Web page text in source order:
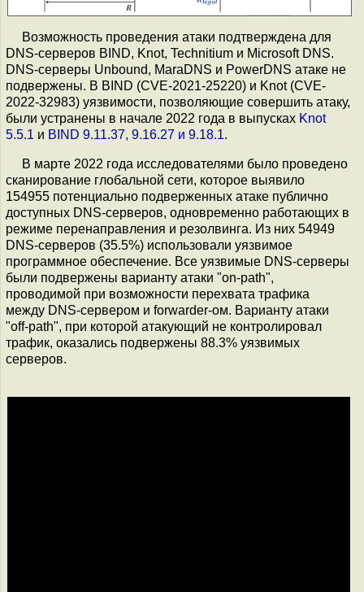
Возможность проведения атаки подтверждена для
DNS-серверов BIND, Knot, Technitium и Microsoft DNS.
DNS-серверы Unbound, MaraDNS и PowerDNS атаке не
подвержены. В BIND (CVE-2021-25220) и Knot (CVE-
2022-32983) уязвимости, позволяющие совершить атаку,
были устранены в начале 2022 года в выпусках Knot
5.5.1 и BIND 9.11.37, 9.16.27 и 9.18.1.
В марте 2022 года исследователями было проведено
сканирование глобальной сети, которое выявило
154955 потенциально подверженных атаке публично
доступных DNS-серверов, одновременно работающих в
режиме перенаправления и резолвинга. Из них 54949
DNS-серверов (35.5%) использовали уязвимое
программное обеспечение. Все уязвимые DNS-серверы
были подвержены варианту атаки "on-path",
проводимой при возможности перехвата трафика
между DNS-сервером и forwarder-ом. Варианту атаки
"off-path", при которой атакующий не контролировал
трафик, оказались подвержены 88.3% уязвимых
серверов.